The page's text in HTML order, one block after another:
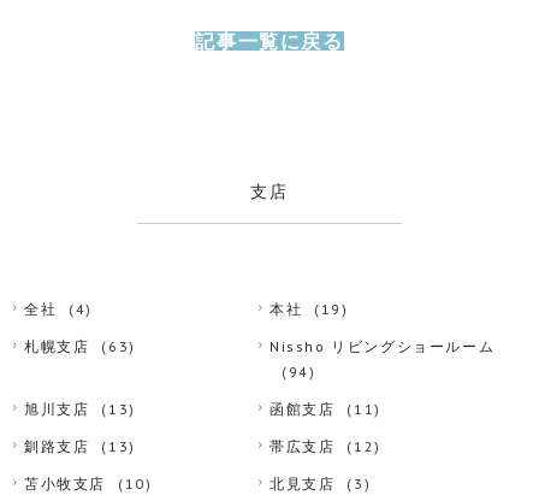
記事一覧に戻る
支店
全社 (4) 本社 (19)
札幌支店 (63)
Nissho リビングショールーム
(94)
旭川支店 (13) 函館支店 (11)
釧路支店 (13) 帯広支店 (12)
苫小牧支店 (10) 北見支店 (3)